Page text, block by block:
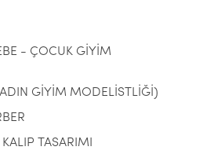
- ÇOCUK GİYİM
GİYİM MODELİSTLİĞİ)
TASARIMI